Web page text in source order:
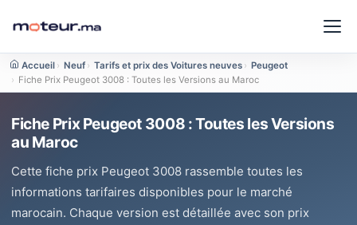
Accueil › Neuf › Tarifs et prix des Voitures neuves › Peugeot
› Fiche Prix Peugeot 3008 : Toutes les Versions au Maroc
Fiche Prix Peugeot 3008 : Toutes les Versions
au Maroc
Cette fiche prix Peugeot 3008 rassemble toutes les
informations tarifaires disponibles pour le marché
marocain. Chaque version est détaillée avec son prix